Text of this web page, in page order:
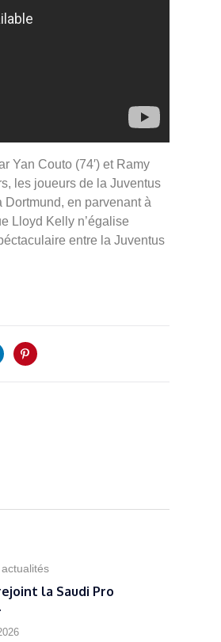
Yan Couto (74′) et Ramy
les joueurs de la Juventus
en parvenant à
Lloyd Kelly n’égalise
entre la Juventus
la Saudi Pro